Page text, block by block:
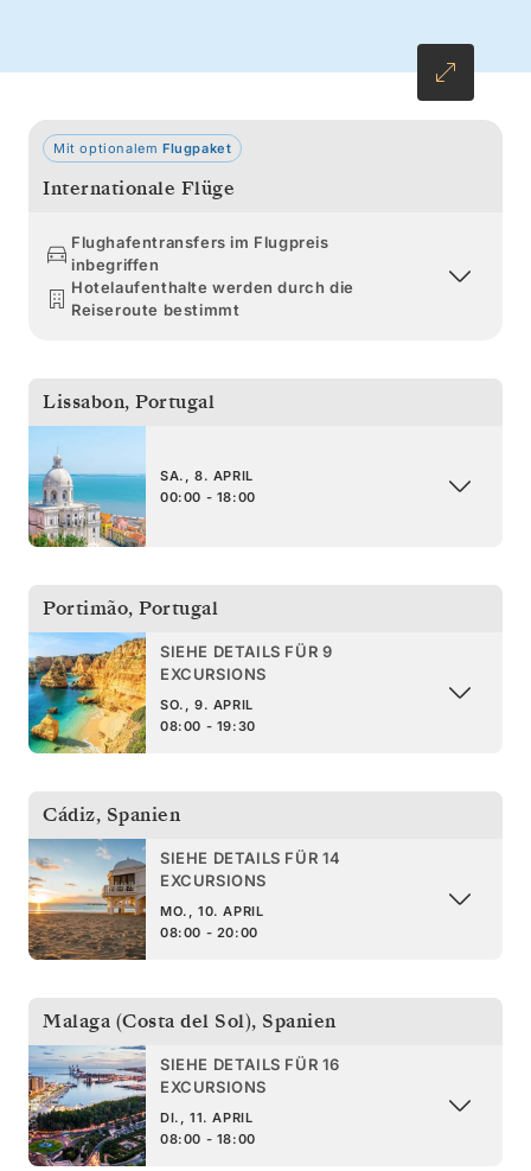
Mit optionalem Flugpaket
Internationale Flüge
Flughafentransfers im Flugpreis
inbegriffen
Hotelaufenthalte werden durch die
Reiseroute bestimmt
Lissabon, Portugal
SA., 8. APRIL
00:00 - 18:00
Portimão, Portugal
SIEHE DETAILS FÜR 9
EXCURSIONS
SO., 9. APRIL
08:00 - 19:30
Cádiz, Spanien
SIEHE DETAILS FÜR 14
EXCURSIONS
MO., 10. APRIL
08:00 - 20:00
Malaga (Costa del Sol), Spanien
SIEHE DETAILS FÜR 16
EXCURSIONS
DI., 11. APRIL
08:00 - 18:00